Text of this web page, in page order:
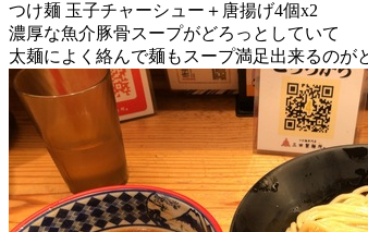
つけ麺 玉子チャーシュー＋唐揚げ4個x2
濃厚な魚介豚骨スープがどろっとしていて
太麺によく絡んで麺もスープ満足出来るのが